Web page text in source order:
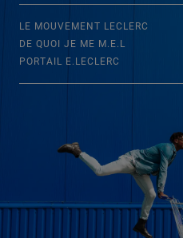
LE MOUVEMENT LECLERC
DE QUOI JE ME M.E.L
PORTAIL E.LECLERC